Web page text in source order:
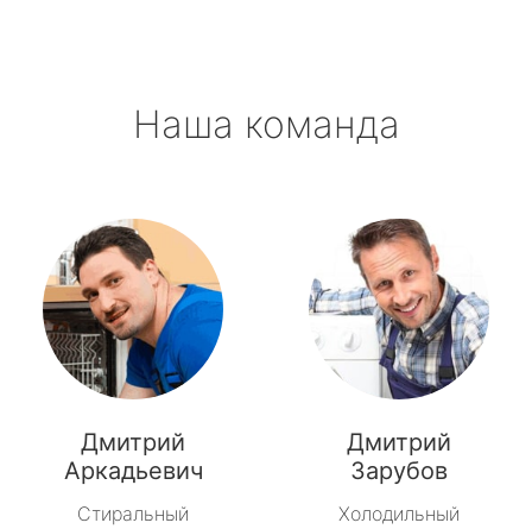
Наша команда
Дмитрий
Аркадьевич
Стиральный
Дмитрий
Зарубов
Холодильный